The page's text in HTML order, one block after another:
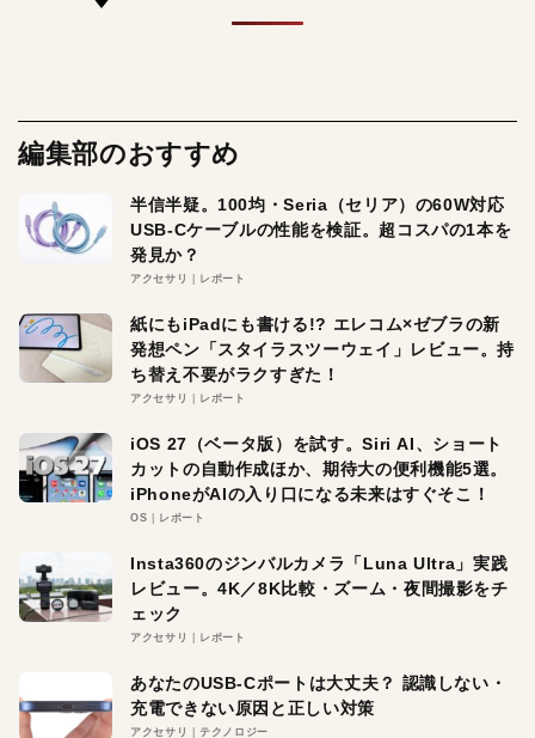
編集部のおすすめ
半信半疑。100均・Seria（セリア）の60W対応
USB-Cケーブルの性能を検証。超コスパの1本を
発見か？
アクセサリ レポート
紙にもiPadにも書ける!? エレコム×ゼブラの新
発想ペン「スタイラスツーウェイ」レビュー。持
ち替え不要がラクすぎた！
アクセサリ レポート
iOS 27（ベータ版）を試す。Siri AI、ショート
カットの自動作成ほか、期待大の便利機能5選。
iPhoneがAIの入り口になる未来はすぐそこ！
OS レポート
Insta360のジンバルカメラ「Luna Ultra」実践
レビュー。4K／8K比較・ズーム・夜間撮影をチ
ェック
アクセサリ レポート
あなたのUSB-Cポートは大丈夫？ 認識しない・
充電できない原因と正しい対策
アクセサリ テクノロジー